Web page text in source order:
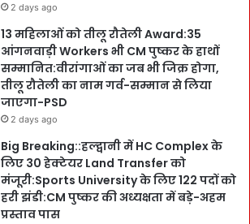
2 days ago
13 महिलाओं को तीलू रौतेली Award:35
आंगनवाड़ी Workers भी CM पुष्कर के हाथों
सम्मानित:वीरांगाओं का जब भी जिक्र होगा,
तीलू रौतेली का नाम गर्व-सम्मान से लिया
जाएगा-PSD
2 days ago
Big Breaking::हल्द्वानी में HC Complex के
लिए 30 हेक्टेयर Land Transfer को
मंजूरी:Sports University के लिए 122 पदों को
हरी झंडी:CM पुष्कर की अध्यक्षता में बड़े-अहम
प्रस्ताव पास